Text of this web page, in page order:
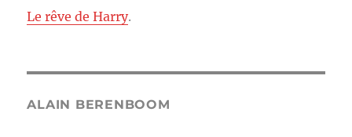
Le rêve de Harry.
ALAIN BERENBOOM